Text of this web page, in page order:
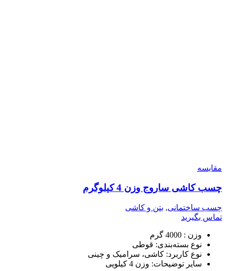
مقایسه
چسب کاشی ساروج وزن 4 کیلوگرم
چسب ساختمانی, بتن و کاشی
تماس بگیرید
وزن : 4000 گرم
نوع بسته‌بندی: قوطی
نوع کاربرد: کاشی، سرامیک و چینی
سایر توضیحات: وزن 4 کیلویی